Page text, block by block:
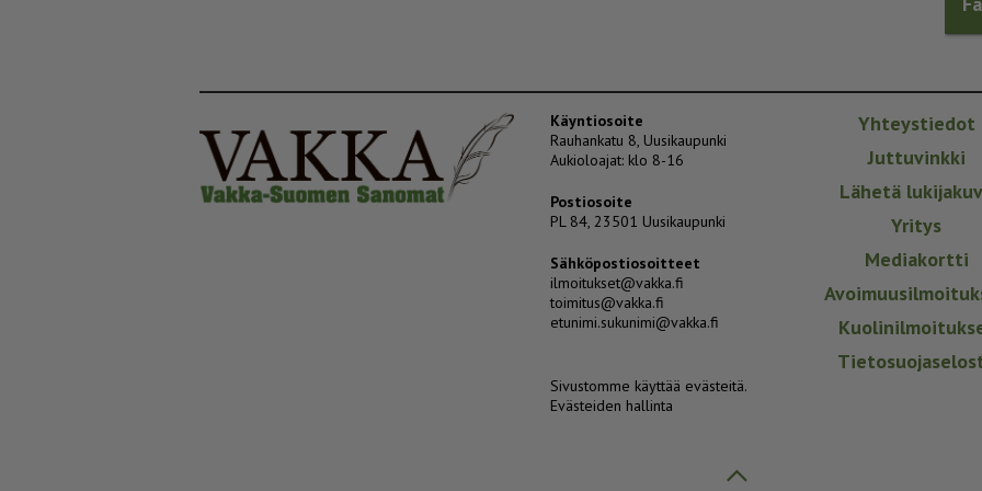
Käyntiosoite
Rauhankatu 8, Uusikaupunki
Aukioloajat: klo 8-16
Postiosoite
PL 84, 23501 Uusikaupunki
Sähköpostiosoitteet
ilmoitukset@vakka.fi
toimitus@vakka.fi
etunimi.sukunimi@vakka.fi
Sivustomme käyttää evästeitä.
Evästeiden hallinta
Yhteystiedot
Juttuvinkki
Lähetä
Yritys
Mediakortti